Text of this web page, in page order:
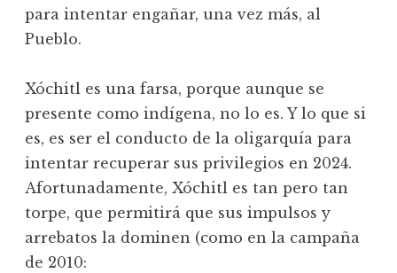
para intentar engañar, una vez más, al
Pueblo.
Xóchitl es una farsa, porque aunque se
presente como indígena, no lo es. Y lo que si
es, es ser el conducto de la oligarquía para
intentar recuperar sus privilegios en 2024.
Afortunadamente, Xóchitl es tan pero tan
torpe, que permitirá que sus impulsos y
arrebatos la dominen (como en la campaña
de 2010: